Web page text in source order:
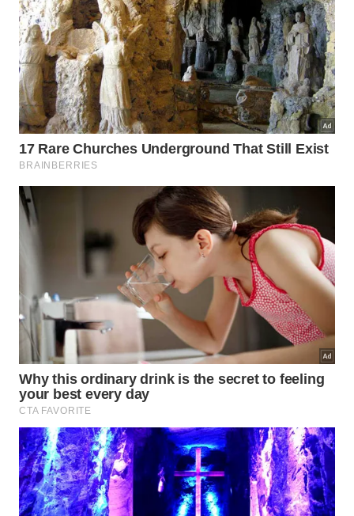
uma barreira contra a água da chuva. Melhore a
ventilação dos ambientes mais úmidos da casa,
como banheiro e cozinha, instalando exaustores ou
mantendo janelas abertas durante e após o uso de
água quente. Considere o uso de desumidificadores
em cômodos que acumulam condensação com
frequência. Vede fissuras e rachaduras no teto e nas
paredes assim que surgirem, antes que a água
encontre caminho para penetrar. Limpe qualquer
sinal de mofo imediatamente, usando solução de
água sanitária diluída, para impedir que os fungos
se espalhem.
Quanto antes as bolhas de umidade forem
identificadas e tratadas, menor será o dano à
estrutura da sua casa e mais simples será o reparo.
Ignorar o problema pode transformar uma correção
rápida e barata em uma reforma complexa e
custosa, além de colocar em risco a saúde de todos
que vivem no imóvel.